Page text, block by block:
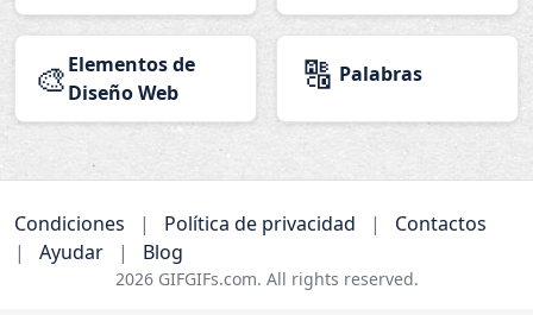
🎨Elementos de
Diseño Web
🔠 Palabras
Condiciones | Política de privacidad |
Contactos
|
Ayudar | Blog
2026GIFGIFs.com. All rights reserved.